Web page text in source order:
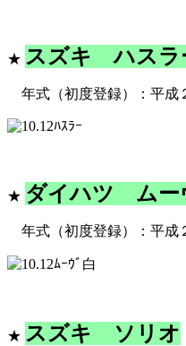
★ スズキ ハスラ
年式（初度登録）：平
★ ダイハツ ムー
年式（初度登録）：平
★ スズキ ソリオ